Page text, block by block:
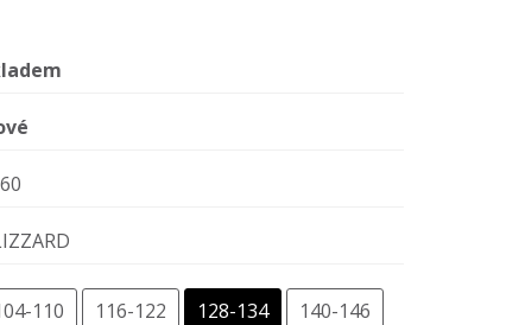
110 116-122 128-134
140-146